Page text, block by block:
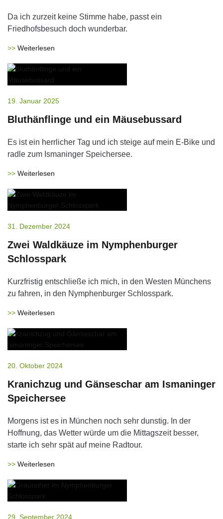
Da ich zurzeit keine Stimme habe, passt ein
Friedhofsbesuch doch wunderbar.
Weiterlesen
19. Januar 2025
Bluthänflinge und ein Mäusebussard
Es ist ein herrlicher Tag und ich steige auf mein E-Bike und
radle zum Ismaninger Speichersee.
Weiterlesen
31. Dezember 2024
Zwei Waldkäuze im Nymphenburger
Schlosspark
Kurzfristig entschließe ich mich, in den Westen Münchens
zu fahren, in den Nymphenburger Schlosspark.
Weiterlesen
20. Oktober 2024
Kranichzug und Gänseschar am Ismaninger
Speichersee
Morgens ist es in München noch sehr dunstig. In der
Hoffnung, das Wetter würde um die Mittagszeit besser,
starte ich sehr spät auf meine Radtour.
Weiterlesen
29. September 2024